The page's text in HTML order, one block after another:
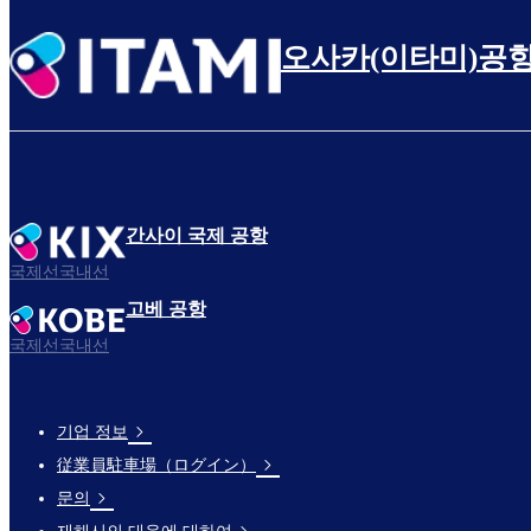
오사카(이타미)공
간사이 국제 공항
국제선국내선
고베 공항
국제선국내선
Footer
Links
기업 정보
従業員駐車場（ログイン）
문의